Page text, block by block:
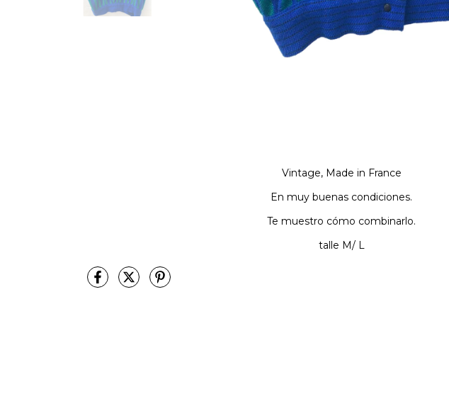
Vintage, Made in France
En muy buenas condiciones.
Te muestro cómo combinarlo.
talle M/ L